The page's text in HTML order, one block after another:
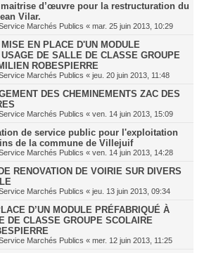
maitrise d’œuvre pour la restructuration du
Vilar.
Marchés Publics « mar. 25 juin 2013, 10:29
EN PLACE D'UN MODULE
DE SALLE DE CLASSE GROUPE
ROBESPIERRE
Marchés Publics « jeu. 20 juin 2013, 11:48
DES CHEMINEMENTS ZAC DES
Marchés Publics « ven. 14 juin 2013, 15:09
de service public pour l'exploitation
de la commune de Villejuif
Marchés Publics « ven. 14 juin 2013, 14:28
RENOVATION DE VOIRIE SUR DIVERS
Marchés Publics « jeu. 13 juin 2013, 09:34
D’UN MODULE PRÉFABRIQUÉ À
DE CLASSE GROUPE SCOLAIRE
Marchés Publics « mer. 12 juin 2013, 11:25